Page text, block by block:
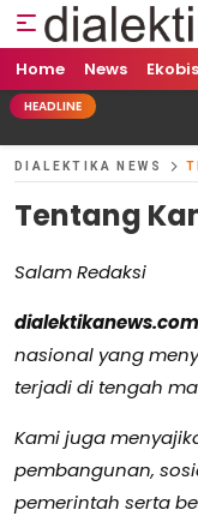
Dialektika News
Terkini dan Populer
Home News Ekobis
HEADLINE
DIALEKTIKA NEWS
Tentang
Salam Redaksi
nasional yang
terjadi di tengah
Kami juga
pembangunan,
pemerintah serta